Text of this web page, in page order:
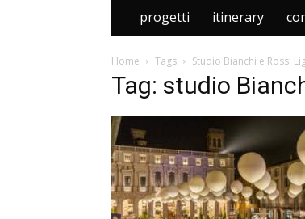
progetti itinerary
Home Tags Studio Bianchi e Rossi
Tag: studio